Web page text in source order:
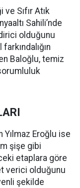
Sıfır Atık
Sahili’nde
olduğunu
Baloğlu, temiz
Yılmaz Eroğlu ise
şişe gibi
etaplara göre
verici olduğunu
şekilde